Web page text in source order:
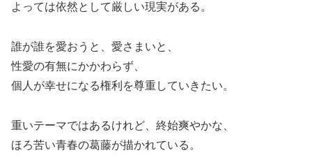
よっては依然として厳しい現実がある。
誰が誰を愛おうと、愛さまいと、
性愛の有無にかかわらず、
個人が幸せになる権利を尊重していきたい。
重いテーマではあるけれど、終始爽やかな、
ほろ苦い青春の葛藤が描かれている。